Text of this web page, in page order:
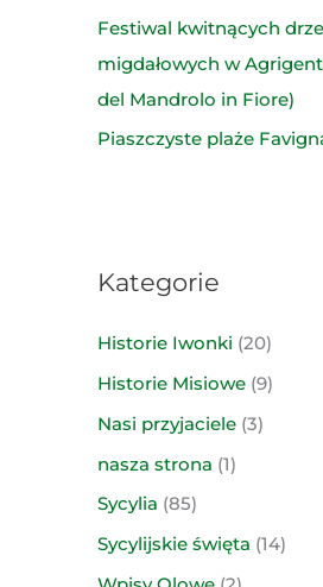
Festiwal kwitnących
migdałowych w
del Mandrolo in Fiore)
Piaszczyste plaże
Kategorie
Historie Iwonki (20)
Historie Misiowe (9)
Nasi przyjaciele (3)
nasza strona (1)
Sycylia (85)
Sycylijskie święta (14)